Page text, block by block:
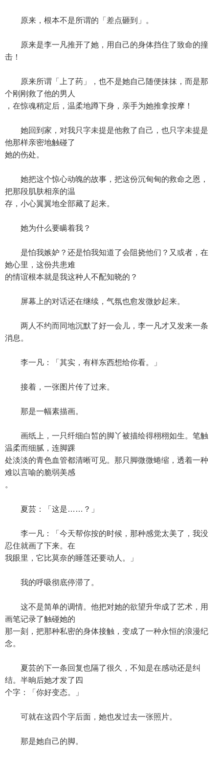
原来，根本不是所谓的「差点砸到」。
原来是李一凡推开了她，用自己的身体挡住了致命的撞
击！
原来所谓「上了药」，也不是她自己随便抹抹，而是那
个刚刚救了他的男人
，在惊魂稍定后，温柔地蹲下身，亲手为她推拿按摩！
她回到家，对我只字未提是他救了自己，也只字未提是
他那样亲密地触碰了
她的伤处。
她把这个惊心动魄的故事，把这份沉甸甸的救命之恩，
把那段肌肤相亲的温
存，小心翼翼地全部藏了起来。
她为什么要瞒着我？
是怕我嫉妒？还是怕我知道了会阻挠他们？又或者，在
她心里，这份共患难
的情谊根本就是我这种人不配知晓的？
屏幕上的对话还在继续，气氛也愈发微妙起来。
两人不约而同地沉默了好一会儿，李一凡才又发来一条
消息。
李一凡：「其实，有样东西想给你看。」
接着，一张图片传了过来。
那是一幅素描画。
画纸上，一只纤细白皙的脚丫被描绘得栩栩如生。笔触
温柔而细腻，连脚踝
处淡淡的青色血管都清晰可见。那只脚微微蜷缩，透着一种
难以言喻的脆弱美感
。
夏芸：「这是……？」
李一凡：「今天帮你按的时候，那种感觉太美了，我没
忍住就画了下来。在
我眼里，它比莫奈的睡莲还要动人。」
我的呼吸彻底停滞了。
这不是简单的调情。他把对她的欲望升华成了艺术，用
画笔记录了触碰她的
那一刻，把那种私密的身体接触，变成了一种永恒的浪漫纪
念。
夏芸的下一条回复也隔了很久，不知是在感动还是纠
结。半晌后她才发了四
个字：「你好变态。」
可就在这四个字后面，她也发过去一张照片。
那是她自己的脚。